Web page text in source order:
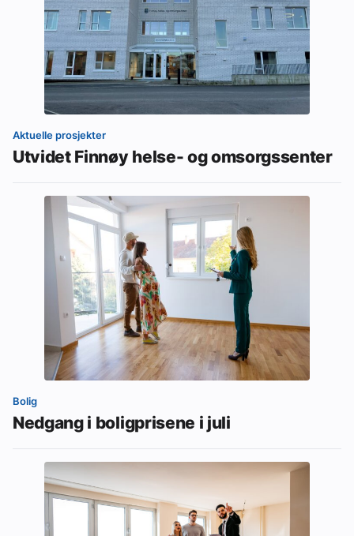
Aktuelle prosjekter
Utvidet Finnøy helse- og omsorgssenter
Bolig
Nedgang i boligprisene i juli